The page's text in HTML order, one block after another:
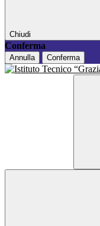
Chiudi
Conferma
Annulla Conferma